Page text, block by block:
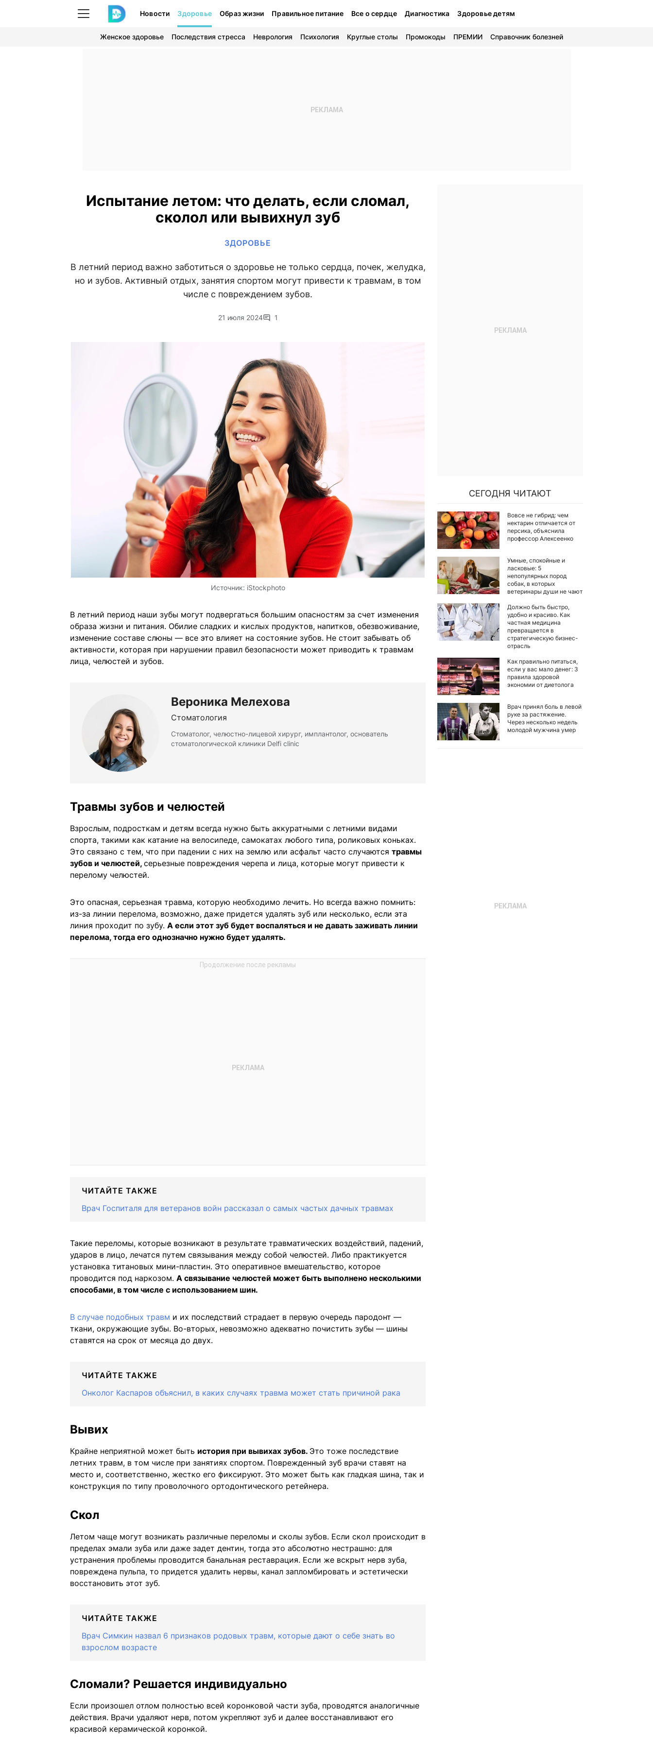
Новости Здоровье Образ жизни Правильное питание Все о сердце Диагностика Здоровье детям
Женское здоровье Последствия стресса Неврология Психология Круглые столы Промокоды ПРЕМИИ Справочник болезней
Испытание летом: что делать, если сломал,
сколол или вывихнул зуб
ЗДОРОВЬЕ
В летний период важно заботиться о здоровье не только сердца, почек, желудка,
но и зубов. Активный отдых, занятия спортом могут привести к травмам, в том
числе с повреждением зубов.
21 июля 2024 1
Источник: iStockphoto
В летний период наши зубы могут подвергаться большим опасностям за счет изменения
образа жизни и питания. Обилие сладких и кислых продуктов, напитков, обезвоживание,
изменение составе слюны — все это влияет на состояние зубов. Не стоит забывать об
активности, которая при нарушении правил безопасности может приводить к травмам
лица, челюстей и зубов.
Вероника Мелехова
Стоматология
Стоматолог, челюстно-лицевой хирург, имплантолог, основатель
стоматологической клиники Delfi clinic
Травмы зубов и челюстей
Взрослым, подросткам и детям всегда нужно быть аккуратными с летними видами
спорта, такими как катание на велосипеде, самокатах любого типа, роликовых коньках.
Это связано с тем, что при падении с них на землю или асфальт часто случаются травмы
зубов и челюстей, серьезные повреждения черепа и лица, которые могут привести к
перелому челюстей.
Это опасная, серьезная травма, которую необходимо лечить. Но всегда важно помнить:
из-за линии перелома, возможно, даже придется удалять зуб или несколько, если эта
линия проходит по зубу. А если этот зуб будет воспаляться и не давать заживать линии
перелома, тогда его однозначно нужно будет удалять.
ЧИТАЙТЕ ТАКЖЕ
Врач Госпиталя для ветеранов войн рассказал о самых частых дачных травмах
Такие переломы, которые возникают в результате травматических воздействий, падений,
ударов в лицо, лечатся путем связывания между собой челюстей. Либо практикуется
установка титановых мини-пластин. Это оперативное вмешательство, которое
проводится под наркозом. А связывание челюстей может быть выполнено несколькими
способами, в том числе с использованием шин.
В случае подобных травм и их последствий страдает в первую очередь пародонт —
ткани, окружающие зубы. Во-вторых, невозможно адекватно почистить зубы — шины
ставятся на срок от месяца до двух.
ЧИТАЙТЕ ТАКЖЕ
Онколог Каспаров объяснил, в каких случаях травма может стать причиной рака
Вывих
Крайне неприятной может быть история при вывихах зубов. Это тоже последствие
летних травм, в том числе при занятиях спортом. Поврежденный зуб врачи ставят на
место и, соответственно, жестко его фиксируют. Это может быть как гладкая шина, так и
конструкция по типу проволочного ортодонтического ретейнера.
Скол
Летом чаще могут возникать различные переломы и сколы зубов. Если скол происходит в
пределах эмали зуба или даже задет дентин, тогда это абсолютно нестрашно: для
устранения проблемы проводится банальная реставрация. Если же вскрыт нерв зуба,
повреждена пульпа, то придется удалить нервы, канал запломбировать и эстетически
восстановить этот зуб.
ЧИТАЙТЕ ТАКЖЕ
Врач Симкин назвал 6 признаков родовых травм, которые дают о себе знать во
взрослом возрасте
Сломали? Решается индивидуально
Если произошел отлом полностью всей коронковой части зуба, проводятся аналогичные
действия. Врачи удаляют нерв, потом укрепляют зуб и далее восстанавливают его
красивой керамической коронкой.
СЕГОДНЯ ЧИТАЮТ
Вовсе не гибрид: чем
нектарин отличается от
персика, объяснила
профессор Алексеенко
Умные, спокойные и
ласковые: 5
непопулярных пород
собак, в которых
ветеринары души не чают
Должно быть быстро,
удобно и красиво. Как
частная медицина
превращается в
стратегическую бизнес-
отрасль
Как правильно питаться,
если у вас мало денег: 3
правила здоровой
экономии от диетолога
Врач принял боль в левой
руке за растяжение.
Через несколько недель
молодой мужчина умер